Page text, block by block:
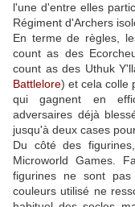
l'une d'entre elles
Régiment d'Archers
En terme de règles,
count as des
count as des Uthuk
Battlelore) et cela colle
qui gagnent en
adversaires déjà
jusqu'à deux cases
Du côté des
Microworld Games.
figurines ne sont
couleurs utilisé ne